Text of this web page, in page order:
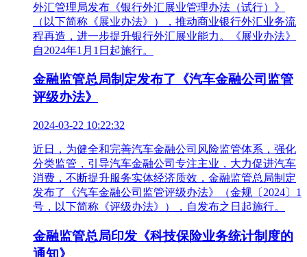
外汇管理局发布《银行外汇展业管理办法（试行）》
（以下简称《展业办法》），推动商业银行外汇业务流
程再造，进一步提升银行外汇展业能力。《展业办法》
自2024年1月1日起施行。
金融监管总局制定发布了《汽车金融公司监管
评级办法》
2024-03-22 10:22:32
近日，为健全和完善汽车金融公司风险监管体系，强化
分类监管，引导汽车金融公司专注主业，大力促进汽车
消费，不断提升服务实体经济质效，金融监管总局制定
发布了《汽车金融公司监管评级办法》（金规〔2024〕1
号，以下简称《评级办法》），自发布之日起施行。
金融监管总局印发《科技保险业务统计制度的
通知》